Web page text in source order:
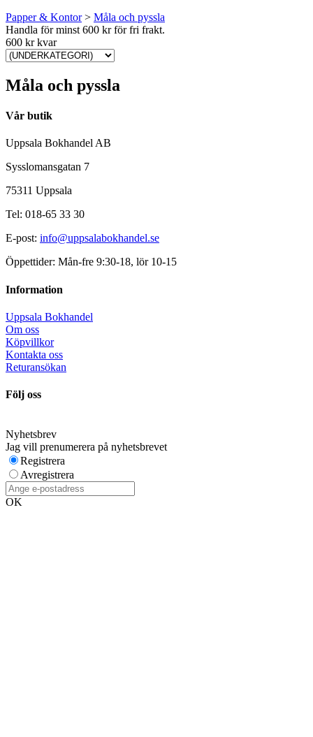
Papper & Kontor> Måla och pyssla
Handla för minst 600 kr för fri frakt.
600 kr kvar
Måla och pyssla
Vår butik
Uppsala Bokhandel AB
Sysslomansgatan 7
75311 Uppsala
Tel: 018-65 33 30
E-post: info@uppsalabokhandel.se
Öppettider: Mån-fre 9:30-18, lör 10-15
Information
Uppsala Bokhandel
Om oss
Köpvillkor
Kontakta oss
Returansökan
Följ oss
Nyhetsbrev
Jag vill prenumerera på nyhetsbrevet
Registrera
Avregistrera
OK